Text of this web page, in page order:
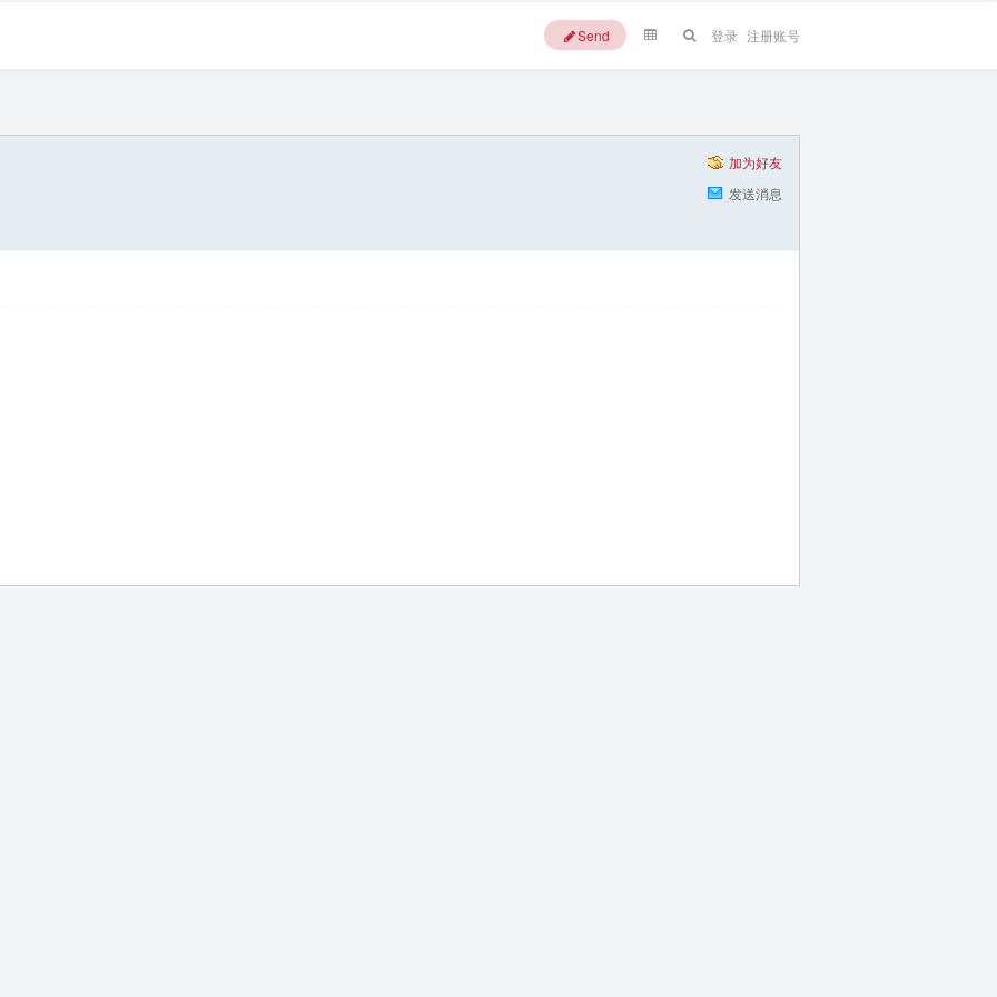
登录 注册账号
Send
加为好友
发送消息